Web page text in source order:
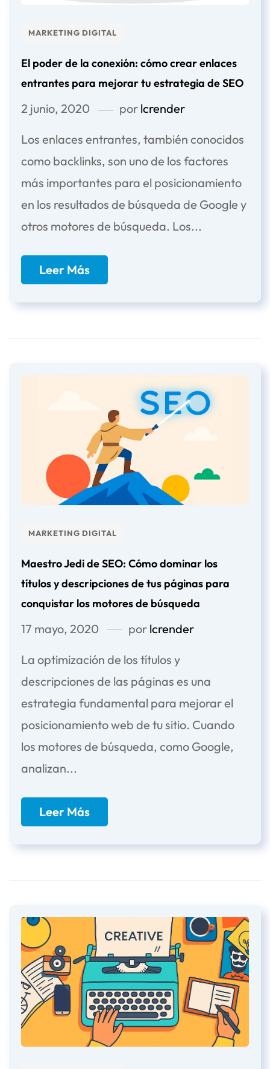
MARKETING DIGITAL
El poder de la conexión: cómo crear enlaces
entrantes para mejorar tu estrategia de SEO
2 junio, 2020 por lcrender
Los enlaces entrantes, también conocidos
como backlinks, son uno de los factores
más importantes para el posicionamiento
en los resultados de búsqueda de Google y
otros motores de búsqueda. Los...
Leer Más
MARKETING DIGITAL
Maestro Jedi de SEO: Cómo dominar los
títulos y descripciones de tus páginas para
conquistar los motores de búsqueda
17 mayo, 2020 por lcrender
La optimización de los títulos y
descripciones de las páginas es una
estrategia fundamental para mejorar el
posicionamiento web de tu sitio. Cuando
los motores de búsqueda, como Google,
analizan...
Leer Más